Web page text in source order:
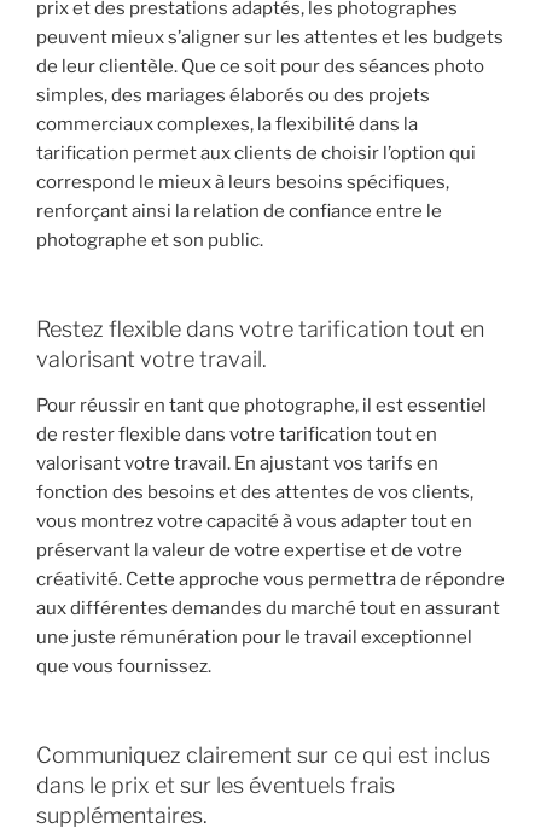
prix et des prestations adaptés, les photographes
peuvent mieux s’aligner sur les attentes et les budgets
de leur clientèle. Que ce soit pour des séances photo
simples, des mariages élaborés ou des projets
commerciaux complexes, la flexibilité dans la
tarification permet aux clients de choisir l’option qui
correspond le mieux à leurs besoins spécifiques,
renforçant ainsi la relation de confiance entre le
photographe et son public.
Restez flexible dans votre tarification tout en
valorisant votre travail.
Pour réussir en tant que photographe, il est essentiel
de rester flexible dans votre tarification tout en
valorisant votre travail. En ajustant vos tarifs en
fonction des besoins et des attentes de vos clients,
vous montrez votre capacité à vous adapter tout en
préservant la valeur de votre expertise et de votre
créativité. Cette approche vous permettra de répondre
aux différentes demandes du marché tout en assurant
une juste rémunération pour le travail exceptionnel
que vous fournissez.
Communiquez clairement sur ce qui est inclus
dans le prix et sur les éventuels frais
supplémentaires.